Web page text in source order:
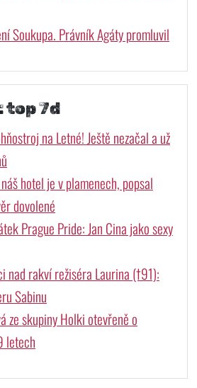
Soukupa. Právník Agáty promluvil
top 7d
na Letné! Ještě nezačal a už
hotel je v plamenech, popsal
dovolené
Prague Pride: Jan Cina jako sexy
nad rakví režiséra Laurina (†91):
Sabinu
ze skupiny Holki otevřeně o
letech